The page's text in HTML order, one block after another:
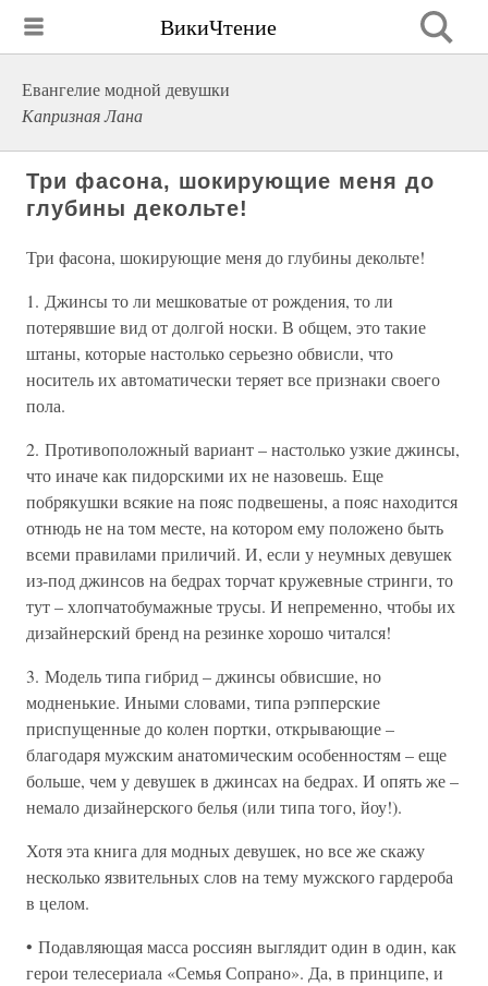
ВикиЧтение
Евангелие модной девушки
Капризная Лана
Три фасона, шокирующие меня до
глубины декольте!
Три фасона, шокирующие меня до глубины декольте!
1. Джинсы то ли мешковатые от рождения, то ли
потерявшие вид от долгой носки. В общем, это такие
штаны, которые настолько серьезно обвисли, что
носитель их автоматически теряет все признаки своего
пола.
2. Противоположный вариант – настолько узкие джинсы,
что иначе как пидорскими их не назовешь. Еще
побрякушки всякие на пояс подвешены, а пояс находится
отнюдь не на том месте, на котором ему положено быть
всеми правилами приличий. И, если у неумных девушек
из-под джинсов на бедрах торчат кружевные стринги, то
тут – хлопчатобумажные трусы. И непременно, чтобы их
дизайнерский бренд на резинке хорошо читался!
3. Модель типа гибрид – джинсы обвисшие, но
модненькие. Иными словами, типа рэпперские
приспущенные до колен портки, открывающие –
благодаря мужским анатомическим особенностям – еще
больше, чем у девушек в джинсах на бедрах. И опять же –
немало дизайнерского белья (или типа того, йоу!).
Хотя эта книга для модных девушек, но все же скажу
несколько язвительных слов на тему мужского гардероба
в целом.
• Подавляющая масса россиян выглядит один в один, как
герои телесериала «Семья Сопрано». Да, в принципе, и